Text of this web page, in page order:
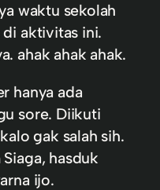
waktu sekolah
di aktivitas ini.
ahak ahak ahak.
hanya ada
sore. Diikuti
gak salah sih.
hasduk
ijo.